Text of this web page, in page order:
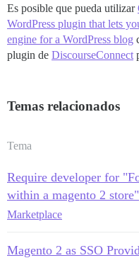
Es posible que pueda utilizar
WordPress plugin that lets
engine for a WordPress blog
plugin de DiscourseConnect
Temas relacionados
Tema
Require developer for
within a magento 2 store"
Marketplace
Magento 2 as SSO